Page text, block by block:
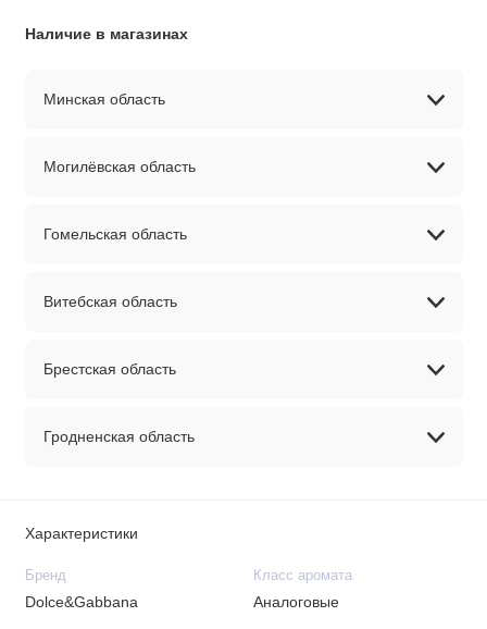
Наличие в магазинах
Минская область
Могилёвская область
Гомельская область
Витебская область
Брестская область
Гродненская область
Характеристики
Бренд
Dolce&Gabbana
Класс аромата
Аналоговые